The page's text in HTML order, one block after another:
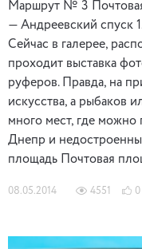
Маршрут № 3
— Андреевский спуск
Сейчас в галерее,
проходит выставка
руферов. Правда, на
искусства, а рыбаков
много мест, где можно
Днепр и
площадь Почтовая
08.05.2014 4551 0